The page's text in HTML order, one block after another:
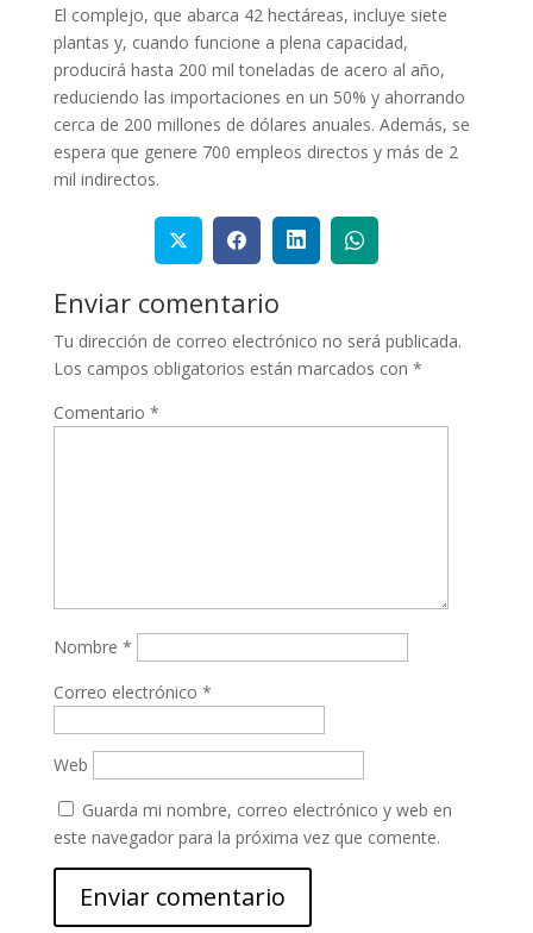
El complejo, que abarca 42 hectáreas, incluye siete
plantas y, cuando funcione a plena capacidad,
producirá hasta 200 mil toneladas de acero al año,
reduciendo las importaciones en un 50% y ahorrando
cerca de 200 millones de dólares anuales. Además, se
espera que genere 700 empleos directos y más de 2
mil indirectos.
Enviar comentario
Tu dirección de correo electrónico no será publicada.
Los campos obligatorios están marcados con *
Comentario *
Nombre *
Correo electrónico *
Web
Guarda mi nombre, correo electrónico y web en
este navegador para la próxima vez que comente.